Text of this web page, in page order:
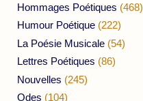
Hommages Poétiques (468)
Humour Poétique (222)
La Poésie Musicale (54)
Lettres Poétiques (86)
Nouvelles (245)
Odes (104)